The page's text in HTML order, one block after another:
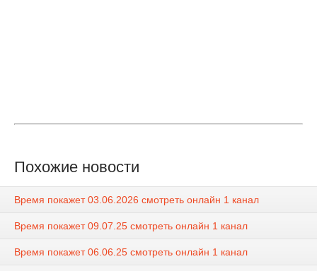
Похожие новости
Время покажет 03.06.2026 смотреть онлайн 1 канал
Время покажет 09.07.25 смотреть онлайн 1 канал
Время покажет 06.06.25 смотреть онлайн 1 канал